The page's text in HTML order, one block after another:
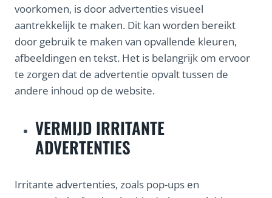
voorkomen, is door advertenties visueel
aantrekkelijk te maken. Dit kan worden bereikt
door gebruik te maken van opvallende kleuren,
afbeeldingen en tekst. Het is belangrijk om ervoor
te zorgen dat de advertentie opvalt tussen de
andere inhoud op de website.
VERMIJD IRRITANTE
ADVERTENTIES
Irritante advertenties, zoals pop-ups en